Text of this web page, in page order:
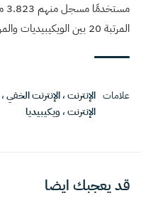
المرتبة 20 بين الويكيبيديات والمرتبة 8 من ناحية العمق.
علامات الإنترنت،الإنترنت الخفي،
الإنترنت، ويكيبيديا
قد يعجبك ايضا